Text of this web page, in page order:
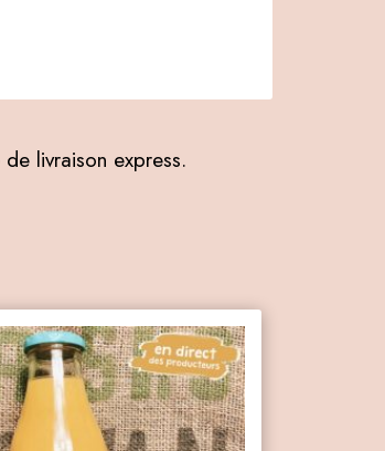
livraison express.